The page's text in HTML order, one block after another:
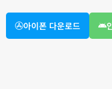
아이폰 다운로드